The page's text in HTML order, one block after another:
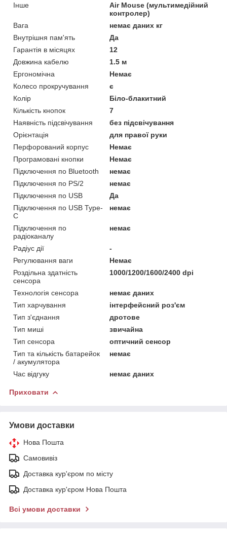
Інше
Air Mouse (мультимедійний
контролер)
Вага
немає даних кг
Внутрішня пам'ять
Да
Гарантія в місяцях
12
Довжина кабелю
1.5 м
Ергономічна
Немає
Колесо прокручування
є
Колір
Біло-блакитний
Кількість кнопок
7
Наявність підсвічування
без підсвічування
Орієнтація
для правої руки
Перфорований корпус
Немає
Програмовані кнопки
Немає
Підключення по Bluetooth
немає
Підключення по PS/2
немає
Підключення по USB
Да
Підключення по USB Type-
C
немає
Підключення по
радіоканалу
немає
Радіус дії
-
Регулювання ваги
Немає
Роздільна здатність
сенсора
1000/1200/1600/2400 dpi
Технологія сенсора
немає даних
Тип харчування
інтерфейсний роз'єм
Тип з'єднання
дротове
Тип миші
звичайна
Тип сенсора
оптичний сенсор
Тип та кількість батарейок
/ акумулятора
немає
Час відгуку немає даних
Приховати
Умови доставки
Нова Пошта
Самовивіз
Доставка кур'єром по місту
Доставка кур'єром Нова Пошта
Всі умови доставки